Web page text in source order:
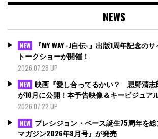
NEWS
NEW
『MY WAY -J自伝-』出版1周年記念の
トークショーが開催！
2026.07.28 UP
NEW 映画『愛し合ってるかい？ 忌野清志
が10月に公開！本予告映像＆キービジュア
2026.07.22 UP
NEW プレシジョン・ベース誕生75周年を
マガジン2026年8月号』が発売